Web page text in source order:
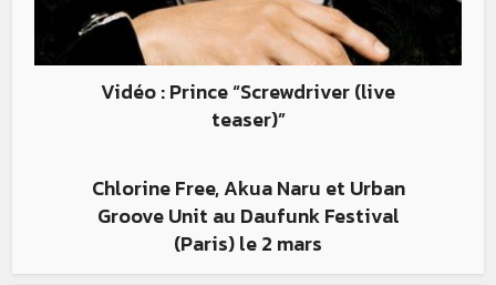
Vidéo : Prince “Screwdriver (live
teaser)”
Chlorine Free, Akua Naru et Urban
Groove Unit au Daufunk Festival
(Paris) le 2 mars